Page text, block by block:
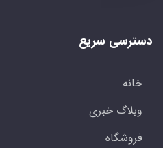
دسترسی سریع
خانه
وبلاگ خبری
فروشگاه